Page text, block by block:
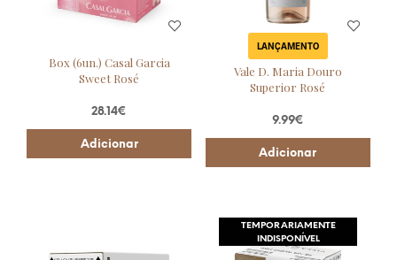
Box (6un.) Casal Garcia
Sweet Rosé
28.14€
Adicionar
LANÇAMENTO
Vale D. Maria Douro
Superior Rosé
9.99€
Adicionar
TEMPORARIAMENTE
INDISPONÍVEL